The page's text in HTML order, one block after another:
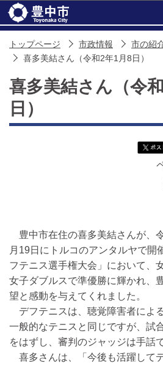
トップページ 市政情報 市の紹
喜多美結さん（令和2年1月8日）
喜多美結さん（令
日）
豊中市在住の喜多美結さんが、
月19日にトルコのアンタルヤで開
フテニス選手権大会」において、
女子ダブルスで準優勝に輝かれ、
望と感動を与えてくれました。
デフテニスは、聴覚障害者によ
一般的なテニスと同じですが、試
をはずし、審判のジャッジは手話
喜多さんは、「今後も活躍して